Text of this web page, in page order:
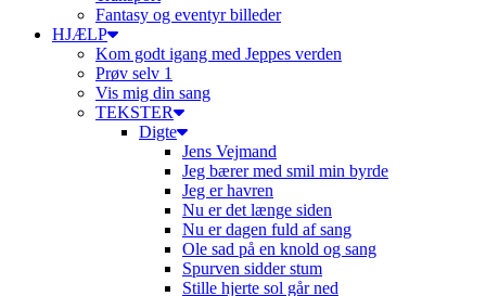
Fantasy og eventyr billeder
HJÆLP
Kom godt igang med Jeppes verden
Prøv selv 1
Vis mig din sang
TEKSTER
Digte
Jens Vejmand
Jeg bærer med smil min byrde
Jeg er havren
Nu er det længe siden
Nu er dagen fuld af sang
Ole sad på en knold og sang
Spurven sidder stum
Stille hjerte sol går ned